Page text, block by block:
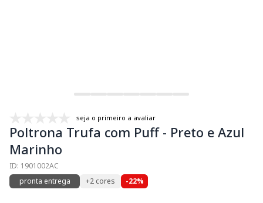
seja o primeiro a avaliar
Poltrona Trufa com Puff - Preto e Azul
Marinho
ID: 1901002AC
pronta entrega
+2 cores -22%